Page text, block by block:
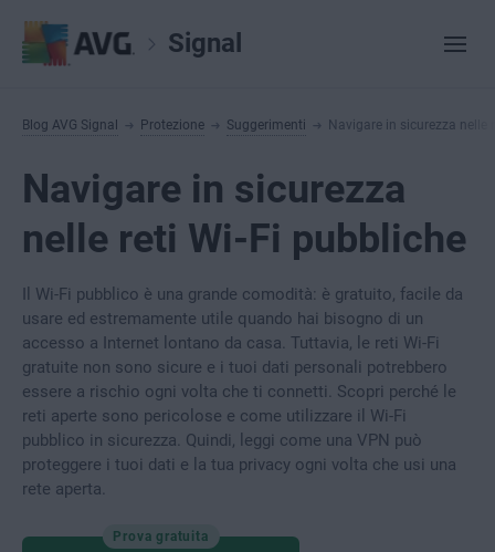
Signal
Blog AVG Signal Protezione Suggerimenti Navigare in sicurezza nelle
Navigare in sicurezza
nelle reti Wi-Fi pubbliche
Il Wi-Fi pubblico è una grande comodità: è gratuito, facile da
usare ed estremamente utile quando hai bisogno di un
accesso a Internet lontano da casa. Tuttavia, le reti Wi-Fi
gratuite non sono sicure e i tuoi dati personali potrebbero
essere a rischio ogni volta che ti connetti. Scopri perché le
reti aperte sono pericolose e come utilizzare il Wi-Fi
pubblico in sicurezza. Quindi, leggi come una VPN può
proteggere i tuoi dati e la tua privacy ogni volta che usi una
rete aperta.
Prova gratuita